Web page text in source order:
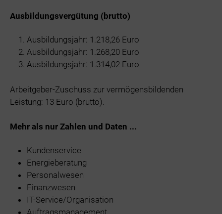
Ausbildungsvergütung (brutto)
Ausbildungsjahr: 1.218,26 Euro
Ausbildungsjahr: 1.268,20 Euro
Ausbildungsjahr: 1.314,02 Euro
Arbeitgeber-Zuschuss zur vermögensbildenden
Leistung: 13 Euro (brutto).
Mehr als nur Zahlen und Daten ...
Kundenservice
Energieberatung
Personalwesen
Finanzwesen
IT-Service/Organisation
Auftragsmanagement